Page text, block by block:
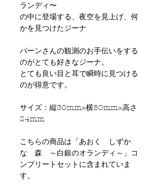
ランディ〜
の中に登場する、夜空を見上げ、何
かを見つけたジーナ
パーンさんの観測のお手伝いをする
のがとても好きなジーナ。
とても良い目と耳で瞬時に見つける
のが得意です。
サイズ：縦30mm×横50mm×高さ
24mm
こちらの商品は「あおく しずか
な 森 ～白銀のオランディ～」コ
ンプリートセットに含まれていま
す。